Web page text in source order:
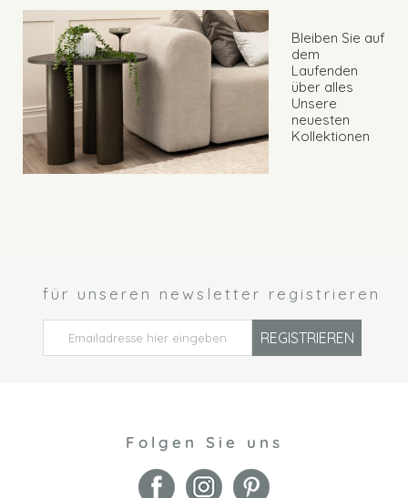
Bleiben Sie auf
dem
Laufenden
über alles
Unsere
neuesten
Kollektionen
für unseren newsletter registrieren
REGISTRIEREN
Folgen Sie uns